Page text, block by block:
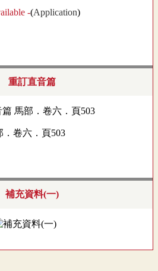
-(Application)
重訂直音篇
．卷六．頁503
補充資料(一)